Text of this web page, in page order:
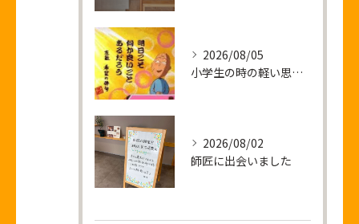
2026/08/05
小学生の時の軽い思い出話し
2026/08/02
師匠に出会いました